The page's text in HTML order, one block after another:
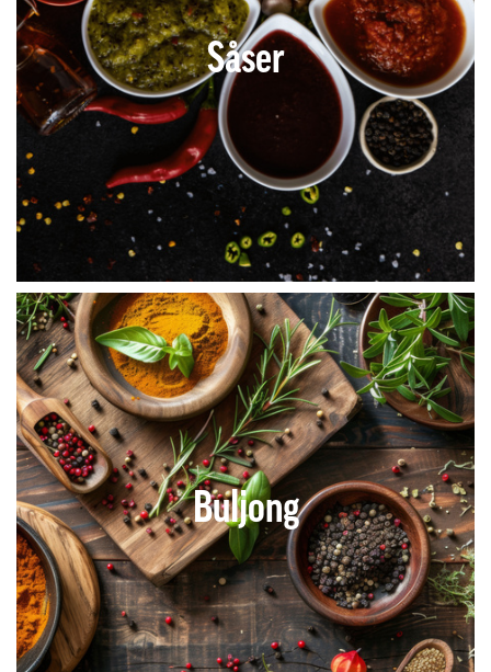
Såser
Buljong